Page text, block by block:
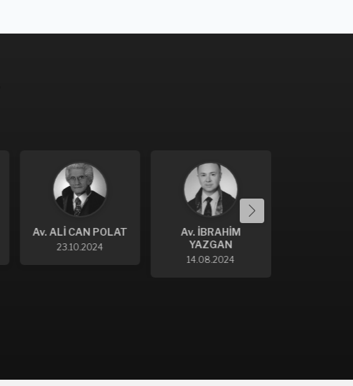
Av. İBRAHİM
YAZGAN
Av. CANAN
KÜLÜNKOĞLU
7.08.2024